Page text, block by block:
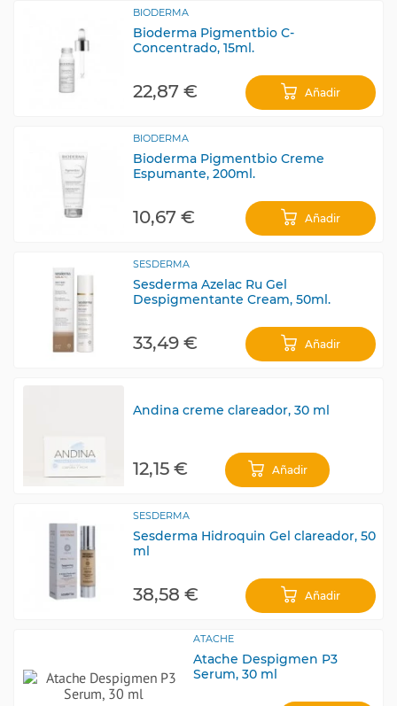
BIODERMA
Bioderma Pigmentbio C-
Concentrado, 15ml.
22,87 € Añadir
BIODERMA
Bioderma Pigmentbio Creme
Espumante, 200ml.
10,67 € Añadir
SESDERMA
Sesderma Azelac Ru Gel
Despigmentante Cream, 50ml.
33,49 € Añadir
Andina creme clareador, 30 ml
12,15 € Añadir
SESDERMA
Sesderma Hidroquin Gel clareador, 50
ml
38,58 € Añadir
ATACHE
Atache Despigmen P3
Serum, 30 ml